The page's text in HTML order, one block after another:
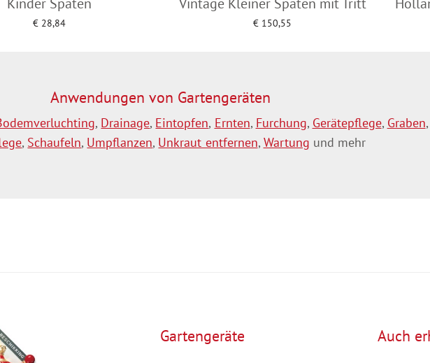
€ 28,84
€ 150,55
Anwendungen von Gartengeräten
, Drainage, Eintopfen, Ernten, Furchung, Gerätepflege, Graben,
, Schaufeln, Umpflanzen, Unkraut entfernen, Wartung und mehr
Gartengeräte Auch